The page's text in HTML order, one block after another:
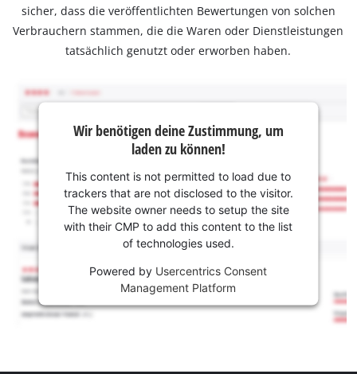
sicher, dass die veröffentlichten Bewertungen von solchen
Verbrauchern stammen, die die Waren oder Dienstleistungen
tatsächlich genutzt oder erworben haben.
Wir benötigen deine Zustimmung, um
laden zu können!
This content is not permitted to load due to
trackers that are not disclosed to the visitor.
The website owner needs to setup the site
with their CMP to add this content to the list
of technologies used.
Powered by Usercentrics Consent
Management Platform